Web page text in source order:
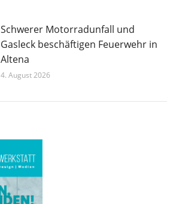
Schwerer Motorradunfall und
Gasleck beschäftigen Feuerwehr in
Altena
4. August 2026